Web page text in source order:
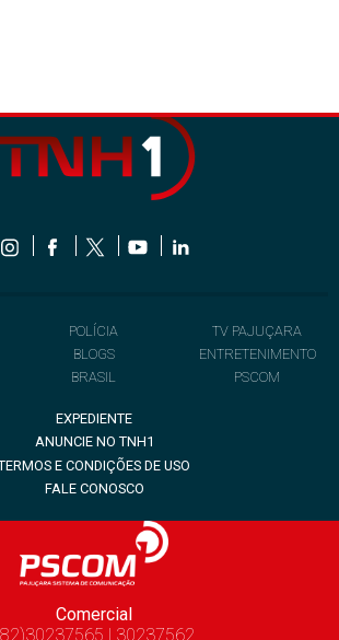
POLÍCIA
BLOGS
BRASIL
TV PAJUÇARA
ENTRETENIMENTO
PSCOM
EXPEDIENTE
ANUNCIE NO TNH1
E CONDIÇÕES DE USO
FALE CONOSCO
Comercial
| 30237562